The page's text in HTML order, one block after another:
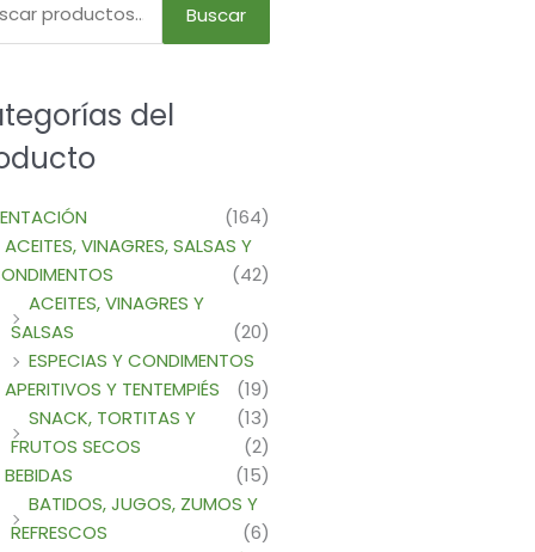
Buscar
del
(164)
ACEITES, VINAGRES, SALSAS Y
(42)
ACEITES, VINAGRES Y
SALSAS
(20)
ESPECIAS Y CONDIMENTOS
(19)
APERITIVOS Y TENTEMPIÉS
(13)
SNACK, TORTITAS Y
FRUTOS SECOS
(2)
BEBIDAS
(15)
BATIDOS, JUGOS, ZUMOS Y
REFRESCOS
(6)